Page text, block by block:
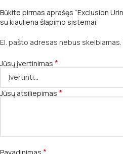
Būkite pirmas aprašęs “Exclusion
su kiauliena šlapimo sistemai”
El. pašto adresas nebus skelbiamas.
Jūsų įvertinimas *
Jūsų atsiliepimas *